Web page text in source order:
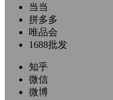
当当
拼多多
唯品会
1688批发
知乎
微信
微博